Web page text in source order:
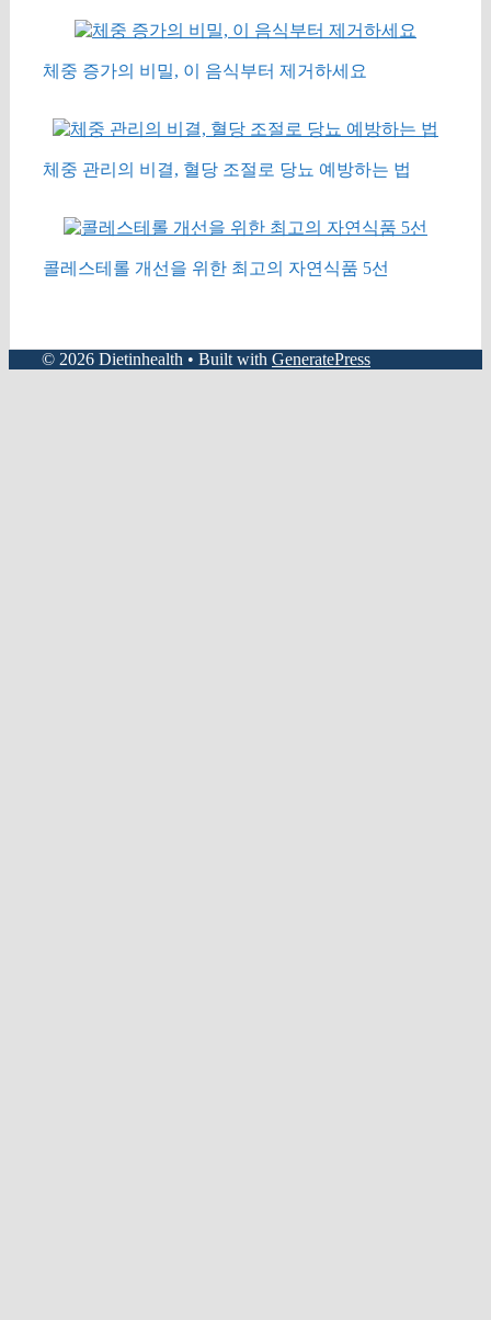
체중 증가의 비밀, 이 음식부터 제거하세요
체중 관리의 비결, 혈당 조절로 당뇨 예방하는 법
콜레스테롤 개선을 위한 최고의 자연식품 5선
© 2026 Dietinhealth • Built with GeneratePress